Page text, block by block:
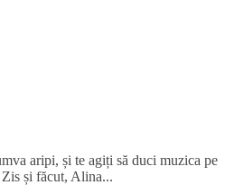
aripi, și te agiți să duci muzica pe
și făcut, Alina...